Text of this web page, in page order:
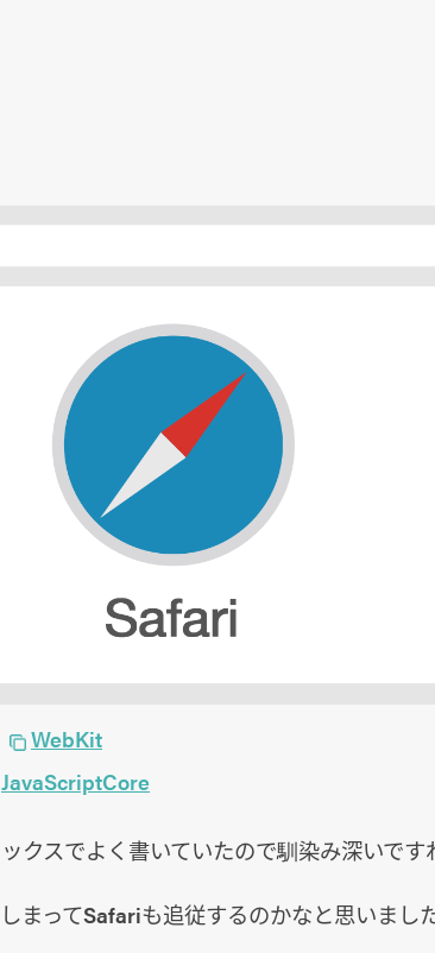
WebKit
JavaScriptCore
クスでよく書いていたので馴染み深いです
まってSafariも追従するのかなと思いまし